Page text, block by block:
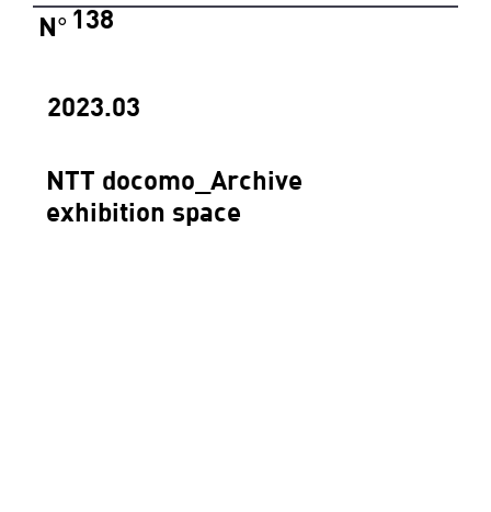
2023.03
NTT docomo_Archive
exhibition space
138
N°